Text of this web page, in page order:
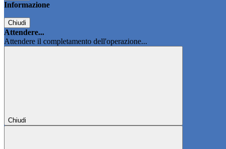
Informazione
Chiudi
Attendere...
Attendere il completamento dell'operazione...
Chiudi